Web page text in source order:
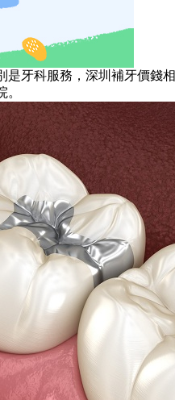
科服務，深圳補牙價錢